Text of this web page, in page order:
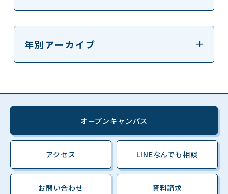
年別アーカイブ
オープンキャンパス
アクセス LINEなんでも相談
お問い合わせ 資料請求